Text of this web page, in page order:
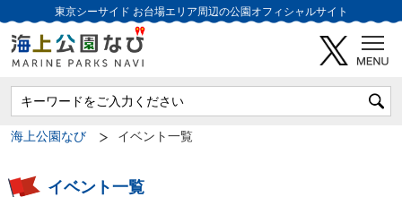
東京シーサイド お台場エリア周辺の公園オフィシャルサイト
海上公園なび イベント一覧
イベント一覧